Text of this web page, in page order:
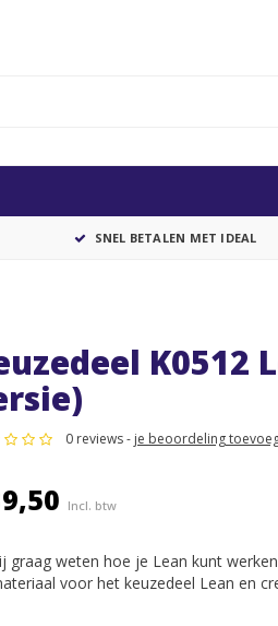
SNEL BETALEN MET IDEAL
K0512
0 reviews - je beoordeling
Incl. btw
graag weten hoe je Lean kunt
voor het keuzedeel Lean en